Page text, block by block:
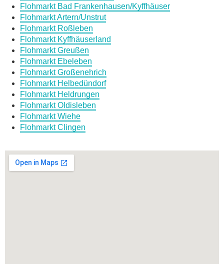
Flohmarkt Bad Frankenhausen/Kyffhäuser
Flohmarkt Artern/Unstrut
Flohmarkt Roßleben
Flohmarkt Kyffhäuserland
Flohmarkt Greußen
Flohmarkt Ebeleben
Flohmarkt Großenehrich
Flohmarkt Helbedündorf
Flohmarkt Heldrungen
Flohmarkt Oldisleben
Flohmarkt Wiehe
Flohmarkt Clingen